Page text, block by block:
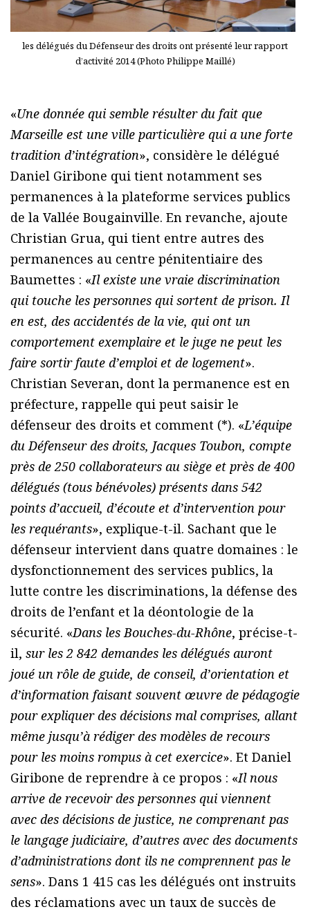
les délégués du Défenseur des droits ont présenté leur rapport
d’activité 2014 (Photo Philippe Maillé)
«Une donnée qui semble résulter du fait que
Marseille est une ville particulière qui a une forte
tradition d’intégration», considère le délégué
Daniel Giribone qui tient notamment ses
permanences à la plateforme services publics
de la Vallée Bougainville. En revanche, ajoute
Christian Grua, qui tient entre autres des
permanences au centre pénitentiaire des
Baumettes : «Il existe une vraie discrimination
qui touche les personnes qui sortent de prison. Il
en est, des accidentés de la vie, qui ont un
comportement exemplaire et le juge ne peut les
faire sortir faute d’emploi et de logement».
Christian Severan, dont la permanence est en
préfecture, rappelle qui peut saisir le
défenseur des droits et comment (*). «L’équipe
du Défenseur des droits, Jacques Toubon, compte
près de 250 collaborateurs au siège et près de 400
délégués (tous bénévoles) présents dans 542
points d’accueil, d’écoute et d’intervention pour
les requérants», explique-t-il. Sachant que le
défenseur intervient dans quatre domaines : le
dysfonctionnement des services publics, la
lutte contre les discriminations, la défense des
droits de l’enfant et la déontologie de la
sécurité. «Dans les Bouches-du-Rhône, précise-t-
il, sur les 2 842 demandes les délégués auront
joué un rôle de guide, de conseil, d’orientation et
d’information faisant souvent œuvre de pédagogie
pour expliquer des décisions mal comprises, allant
même jusqu’à rédiger des modèles de recours
pour les moins rompus à cet exercice». Et Daniel
Giribone de reprendre à ce propos : «Il nous
arrive de recevoir des personnes qui viennent
avec des décisions de justice, ne comprenant pas
le langage judiciaire, d’autres avec des documents
d’administrations dont ils ne comprennent pas le
sens». Dans 1 415 cas les délégués ont instruits
des réclamations avec un taux de succès de